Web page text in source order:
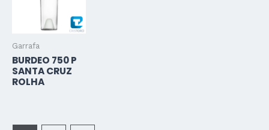
Garrafa
BURDEO 750 P
SANTA CRUZ
ROLHA